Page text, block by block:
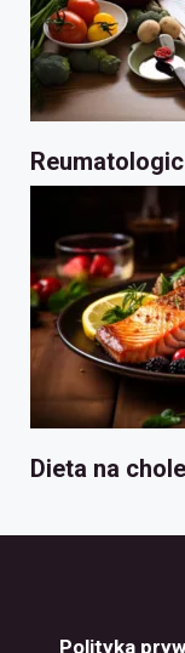
Dieta na
Polityka